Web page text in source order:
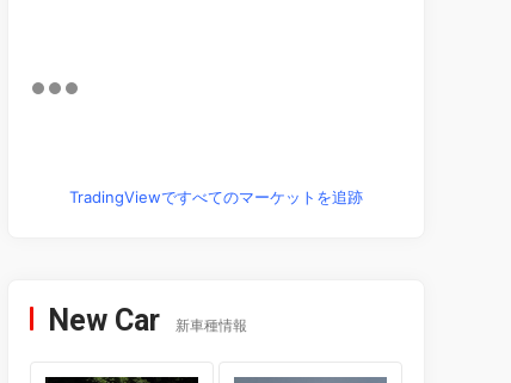
TradingViewですべてのマーケットを追跡
New Car 新車種情報